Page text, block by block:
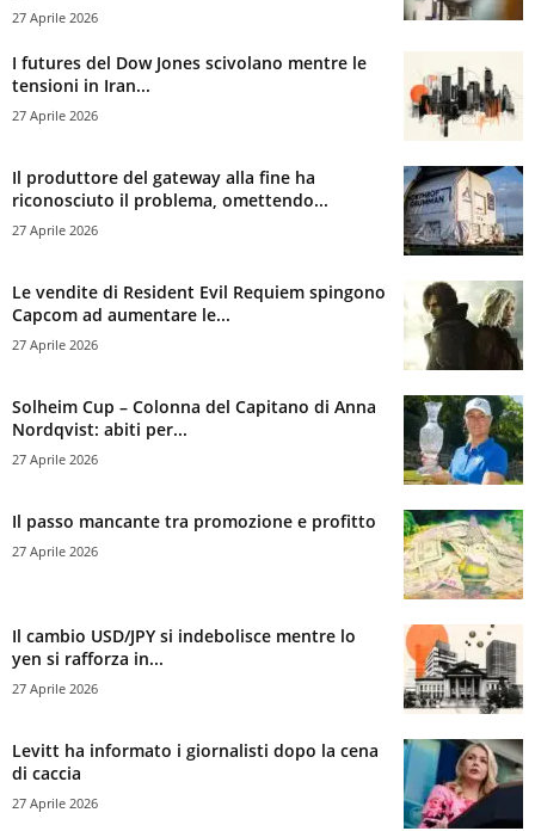
27 Aprile 2026
I futures del Dow Jones scivolano mentre le
tensioni in Iran...
27 Aprile 2026
Il produttore del gateway alla fine ha
riconosciuto il problema, omettendo...
27 Aprile 2026
Le vendite di Resident Evil Requiem spingono
Capcom ad aumentare le...
27 Aprile 2026
Solheim Cup – Colonna del Capitano di Anna
Nordqvist: abiti per...
27 Aprile 2026
Il passo mancante tra promozione e profitto
27 Aprile 2026
Il cambio USD/JPY si indebolisce mentre lo
yen si rafforza in...
27 Aprile 2026
Levitt ha informato i giornalisti dopo la cena
di caccia
27 Aprile 2026